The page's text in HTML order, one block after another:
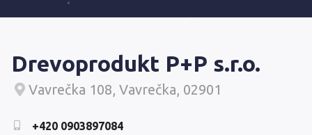
Drevoprodukt P+P s.r.o.
Vavrečka 108, Vavrečka, 02901
+420 0903897084